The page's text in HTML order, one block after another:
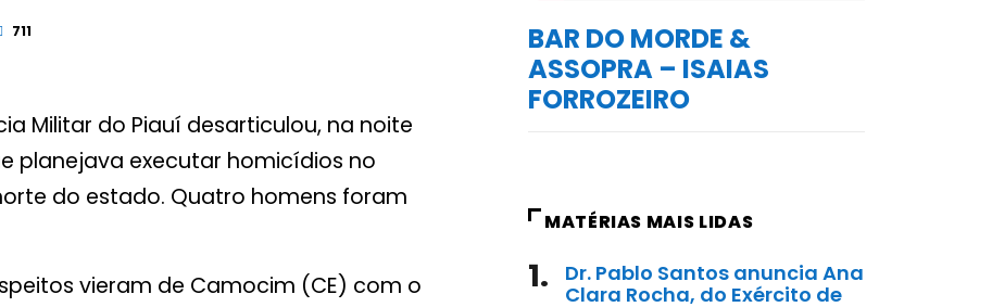
711
Militar do Piauí desarticulou, na noite
planejava executar homicídios no
do estado. Quatro homens foram
vieram de Camocim (CE) com o
BAR DO MORDE &
ASSOPRA – ISAIAS
FORROZEIRO
MATÉRIAS MAIS LIDAS
1.
Dr. Pablo Santos anuncia Ana
Clara Rocha, do Exército de